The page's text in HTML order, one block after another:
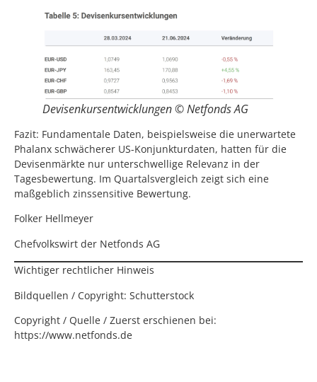
Devisenkursentwicklungen © Netfonds AG
Fazit: Fundamentale Daten, beispielsweise die unerwartete
Phalanx schwächerer US-Konjunkturdaten, hatten für die
Devisenmärkte nur unterschwellige Relevanz in der
Tagesbewertung. Im Quartalsvergleich zeigt sich eine
maßgeblich zinssensitive Bewertung.
Folker Hellmeyer
Chefvolkswirt der Netfonds AG
Wichtiger rechtlicher Hinweis
Bildquellen / Copyright: Schutterstock
Copyright / Quelle / Zuerst erschienen bei:
https://www.netfonds.de